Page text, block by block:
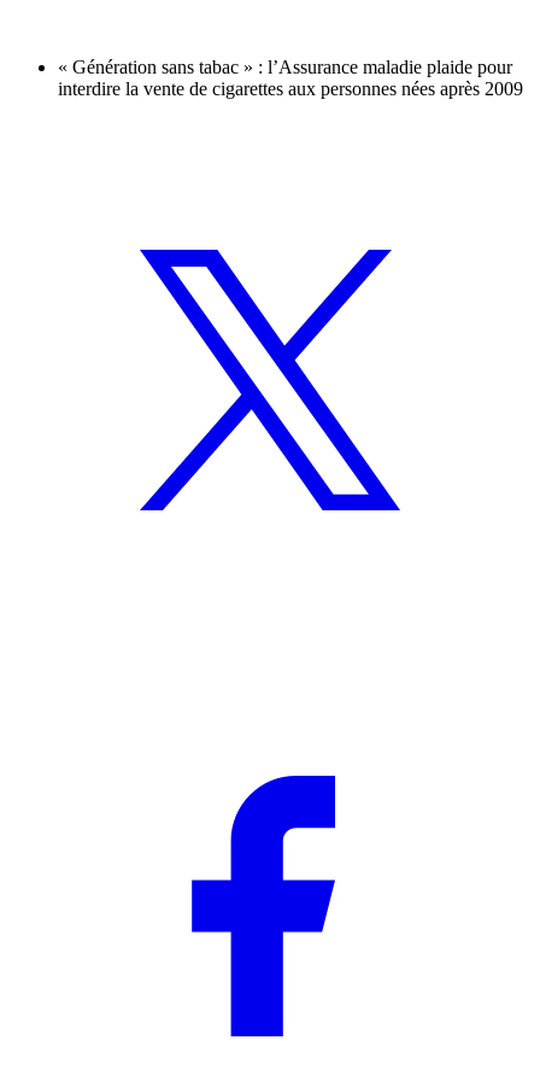
« Génération sans tabac » : l’Assurance maladie plaide pour
interdire la vente de cigarettes aux personnes nées après 2009